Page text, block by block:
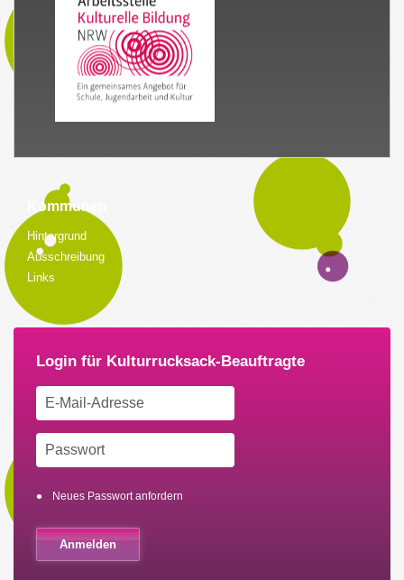
Kommunen
Hintergrund
Ausschreibung
Links
Neues Passwort anfordern